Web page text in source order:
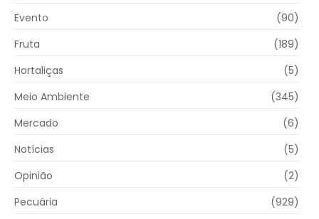
Evento
(90)
Fruta
(189)
Hortaliças
(5)
Meio Ambiente
(345)
Mercado
(6)
Notícias
(5)
Opinião
(2)
Pecuária
(929)